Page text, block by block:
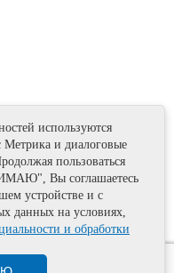
Правила
используются
Метрика и диалоговые
пользоваться
Вы соглашаетесь
устройстве и с
данных на условиях,
и обработки